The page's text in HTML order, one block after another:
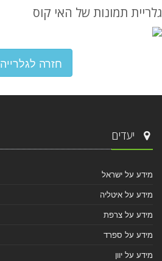
גלריית תמונות של האי קוס
חזרה לגלרייה
יעדים
מידע על ישראל
מידע על איטליה
מידע על צרפת
מידע על ספרד
מידע על יוון